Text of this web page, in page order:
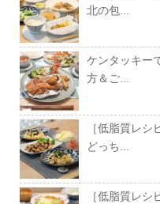
北の包...
ケンタッキー
方＆ご...
［低脂質レシ
どっち...
［低脂質レ